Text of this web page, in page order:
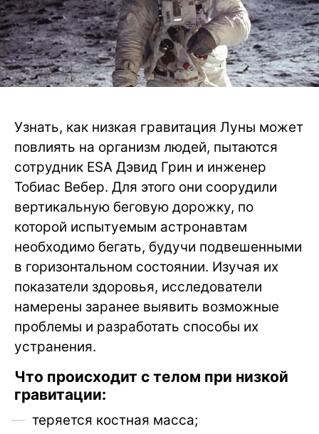
Узнать, как низкая гравитация Луны может
повлиять на организм людей, пытаются
сотрудник ESA Дэвид Грин и инженер
Тобиас Вебер. Для этого они соорудили
вертикальную беговую дорожку, по
которой испытуемым астронавтам
необходимо бегать, будучи подвешенными
в горизонтальном состоянии. Изучая их
показатели здоровья, исследователи
намерены заранее выявить возможные
проблемы и разработать способы их
устранения.
Что происходит с телом при низкой
гравитации:
теряется костная масса;